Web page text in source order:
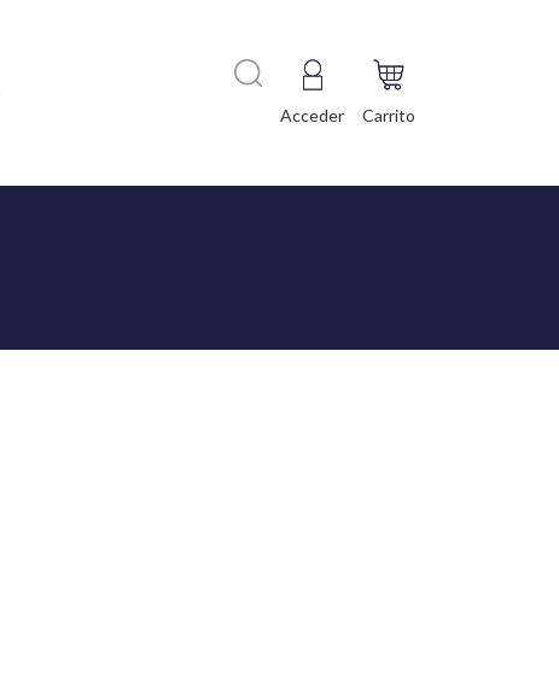
Acceder Carrito